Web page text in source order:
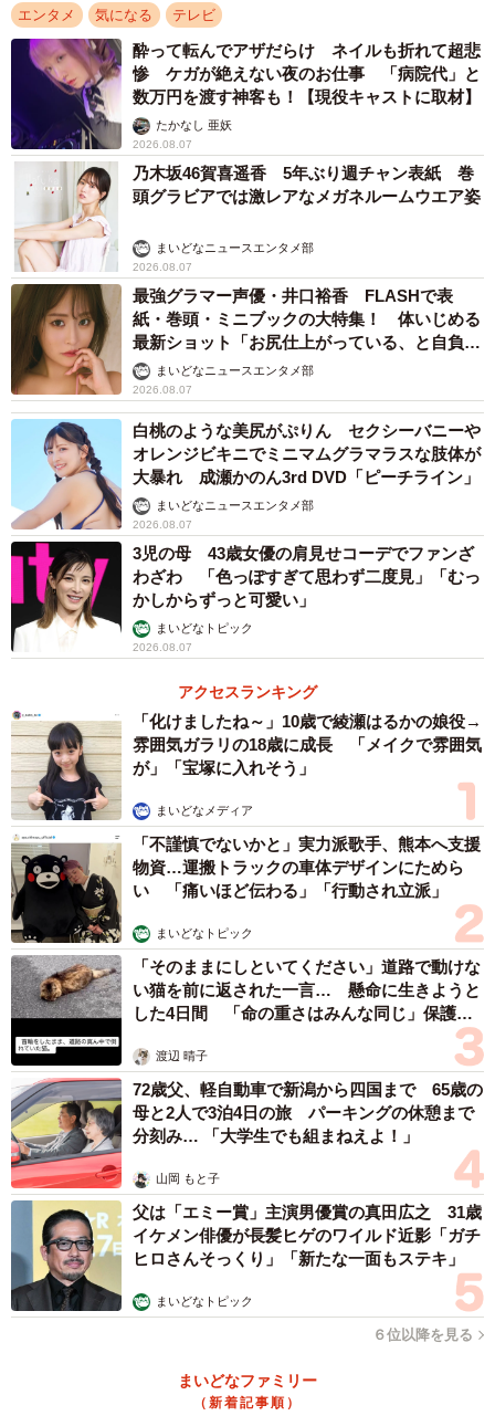
エンタメ 気になる テレビ
酔って転んでアザだらけ ネイルも折れて超悲
惨 ケガが絶えない夜のお仕事 「病院代」と
数万円を渡す神客も！【現役キャストに取材】
たかなし 亜妖
2026.08.07
乃木坂46賀喜遥香 5年ぶり週チャン表紙 巻
頭グラビアでは激レアなメガネルームウエア姿
まいどなニュースエンタメ部
2026.08.07
最強グラマー声優・井口裕香 FLASHで表
紙・巻頭・ミニブックの大特集！ 体いじめる
最新ショット「お尻仕上がっている、と自負し
ています」「いくつになっても理想の身体でい
たい」
まいどなニュースエンタメ部
2026.08.07
白桃のような美尻がぷりん セクシーバニーや
オレンジビキニでミニマムグラマラスな肢体が
大暴れ 成瀬かのん3rd DVD「ピーチライン」
まいどなニュースエンタメ部
2026.08.07
3児の母 43歳女優の肩見せコーデでファンざ
わざわ 「色っぽすぎて思わず二度見」「むっ
かしからずっと可愛い」
まいどなトピック
2026.08.07
アクセスランキング
「化けましたね～」10歳で綾瀬はるかの娘役→
雰囲気ガラリの18歳に成長 「メイクで雰囲気
が」「宝塚に入れそう」
まいどなメディア
「不謹慎でないかと」実力派歌手、熊本へ支援
物資…運搬トラックの車体デザインにためら
い 「痛いほど伝わる」「行動され立派」
まいどなトピック
「そのままにしといてください」道路で動けな
い猫を前に返された一言… 懸命に生きようと
した4日間 「命の重さはみんな同じ」保護団
渡辺 晴子
72歳父、軽自動車で新潟から四国まで 65歳の
母と2人で3泊4日の旅 パーキングの休憩まで
分刻み… 「大学生でも組まねえよ！」
山岡 もと子
父は「エミー賞」主演男優賞の真田広之 31歳
イケメン俳優が長髪ヒゲのワイルド近影「ガチ
ヒロさんそっくり」「新たな一面もステキ」
まいどなトピック
６位以降を見る
まいどなファミリー
（新着記事順）